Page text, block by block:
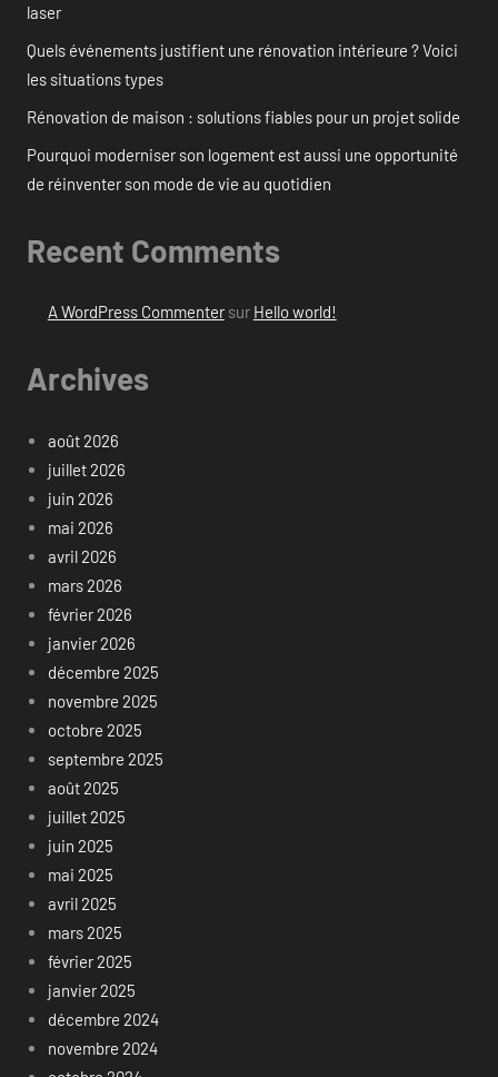
laser
Quels événements justifient une rénovation intérieure ? Voici
les situations types
Rénovation de maison : solutions fiables pour un projet solide
Pourquoi moderniser son logement est aussi une opportunité
de réinventer son mode de vie au quotidien
Recent Comments
A WordPress Commentersur Hello world!
Archives
août 2026
juillet 2026
juin 2026
mai 2026
avril 2026
mars 2026
février 2026
janvier 2026
décembre 2025
novembre 2025
octobre 2025
septembre 2025
août 2025
juillet 2025
juin 2025
mai 2025
avril 2025
mars 2025
février 2025
janvier 2025
décembre 2024
novembre 2024